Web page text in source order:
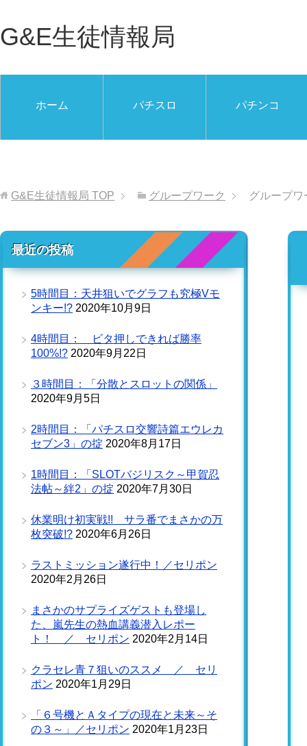
G&E生徒情報局
ホーム パチスロ パチンコ
G&E生徒情報局 TOP グループワーク グループ
最近の投稿
5時間目：天井狙いでグラフも究極Vモ
ンキー!? 2020年10月9日
4時間目： ビタ押しできれば勝率
100%!? 2020年9月22日
３時間目：「分散とスロットの関係」
2020年9月5日
2時間目：「パチスロ交響詩篇エウレカ
セブン3」の掟 2020年8月17日
1時間目：「SLOTバジリスク～甲賀忍
法帖～絆2」の掟 2020年7月30日
休業明け初実戦!! サラ番でまさかの万
枚突破!? 2020年6月26日
ラストミッション遂行中！／セリポン
2020年2月26日
まさかのサプライズゲストも登場し
た、嵐先生の熱血講義潜入レポー
ト！ ／ セリポン 2020年2月14日
クラセレ青７狙いのススメ ／ セリ
ポン 2020年1月29日
「６号機とＡタイプの現在と未来～そ
の３～」／セリポン 2020年1月23日